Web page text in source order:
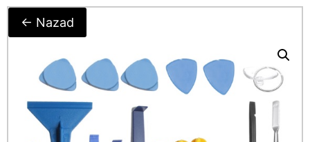
← Nazad